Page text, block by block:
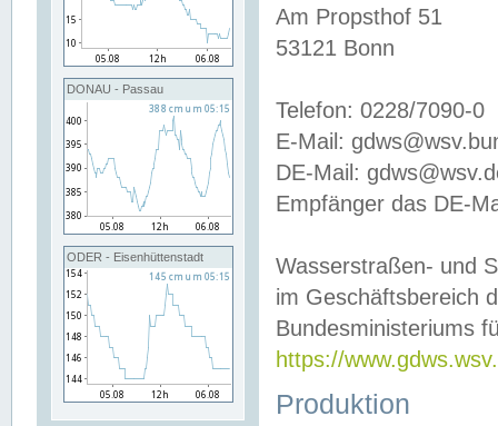
DONAU - Passau
ODER - Eisenhüttenstadt
Am Propsthof 51
53121 Bonn
Telefon: 0228/7090-0
E-Mail:
DE-Mail:
Empfänger das DE-
Wasserstraßen- und
im Geschäftsbereich
Bundesministeriums
https://
Produktion